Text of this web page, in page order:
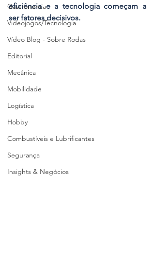
Gastronomia
Videojogos/Tecnologia
Vídeo Blog - Sobre Rodas
Editorial
Mecânica
Mobilidade
Logística
Hobby
Combustíveis e Lubrificantes
Segurança
Insights & Negócios
eficiência e a tecnologia começam a
ser fatores decisivos.